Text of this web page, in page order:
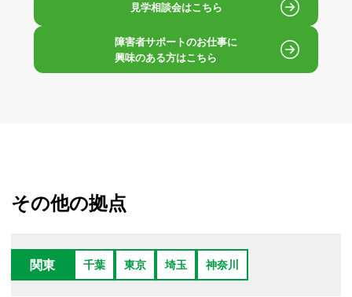
見学相談会はこちら
障害者サポートのお仕事に
興味のある方はこちら
その他の拠点
関東 千葉 東京 埼玉 神奈川